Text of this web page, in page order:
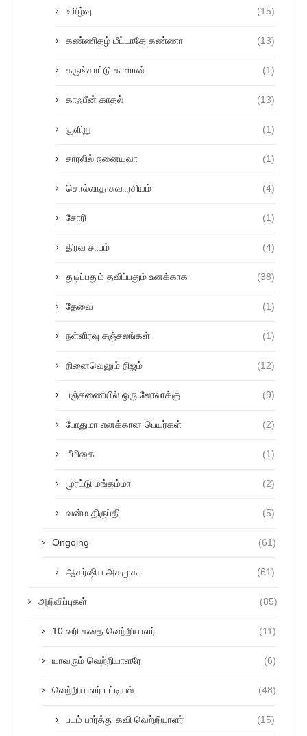
உமிழ்வு (15)
கண்ணிதழ் மீட்டாதே கண்ணா (13)
கருங்காட்டு காளான் (1)
காஃபீன் காதல் (13)
குளிறு (1)
சாரலில் நனையவா (1)
சொல்லாத சுவாரசியம் (4)
சோரி (1)
திரவ சாபம் (4)
துடிப்பதும் தவிப்பதும் உனக்காக (38)
தேவை (1)
நள்ளிரவு சஞ்சலங்கள் (1)
நினைவெனும் நிஜம் (12)
பஞ்சணையில் ஒரு லோலாக்கு (9)
போதுமா எனக்கான பெயர்கள் (2)
மீமிகை (1)
முரட்டு மங்கம்மா (2)
வன்ம திருப்தி (5)
Ongoing (61)
ஆகர்ஷிய அகமுகா (61)
அறிவிப்புகள் (85)
10 வரி கதை வெற்றியாளர் (11)
யாவரும் வெற்றியாளரே (6)
வெற்றியாளர் பட்டியல் (48)
படம் பார்த்து கவி வெற்றியாளர் (15)